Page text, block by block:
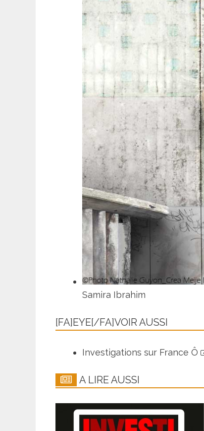
Samira Ibrahim
[FA]EYE[/FA]VOIR AUSSI
Investigations sur France Ô
A LIRE AUSSI